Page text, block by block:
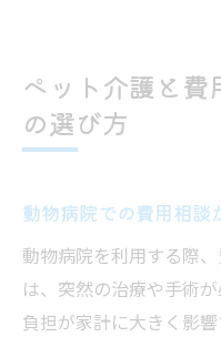
ペット介護と
の選び方
動物病院での費用相談
動物病院を利用する際
は、突然の治療や手術
負担が家計に大きく影